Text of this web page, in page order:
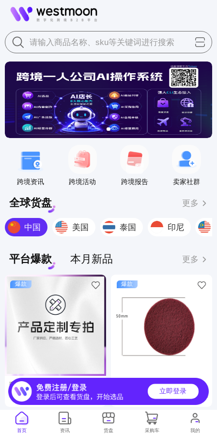
请输入商品名称、sku等关键词进行搜索
跨境资讯 跨境活动 跨境报告 卖家社群
全球货盘 更多
中国 美国 泰国 印尼
平台爆款 本月新品 更多
爆款
商品定制服务
月销 6000000+
爆款
工业百洁布
月销 500000+
立即登录
首页 资讯 货盘 采购车 我的